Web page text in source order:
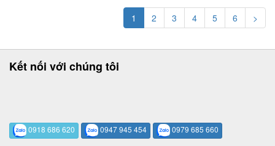
1 2 3 4 5 6 >
Kết nối với chúng tôi
0918 686 620 0947 945 454 0979 685 660